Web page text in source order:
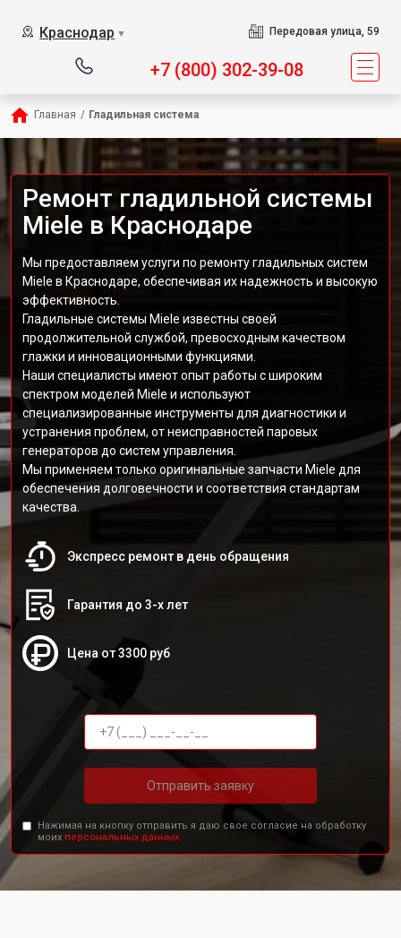
Краснодар ▼ Передовая улица, 59
+7 (800) 302-39-08
Главная / Гладильная система
Ремонт гладильной системы
Miele в Краснодаре
Мы предоставляем услуги по ремонту гладильных систем
Miele в Краснодаре, обеспечивая их надежность и высокую
эффективность.
Гладильные системы Miele известны своей
продолжительной службой, превосходным качеством
глажки и инновационными функциями.
Наши специалисты имеют опыт работы с широким
спектром моделей Miele и используют
специализированные инструменты для диагностики и
устранения проблем, от неисправностей паровых
генераторов до систем управления.
Мы применяем только оригинальные запчасти Miele для
обеспечения долговечности и соответствия стандартам
качества.
Экспресс ремонт в день обращения
Гарантия до 3-х лет
Цена от 3300 руб
Отправить заявку
Нажимая на кнопку отправить я даю свое согласие на обработку
моих персональных данных.